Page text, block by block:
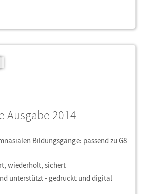
Ausgabe 2014
Bildungsgänge: passend zu G8
wiederholt, sichert
unterstützt - gedruckt und digital